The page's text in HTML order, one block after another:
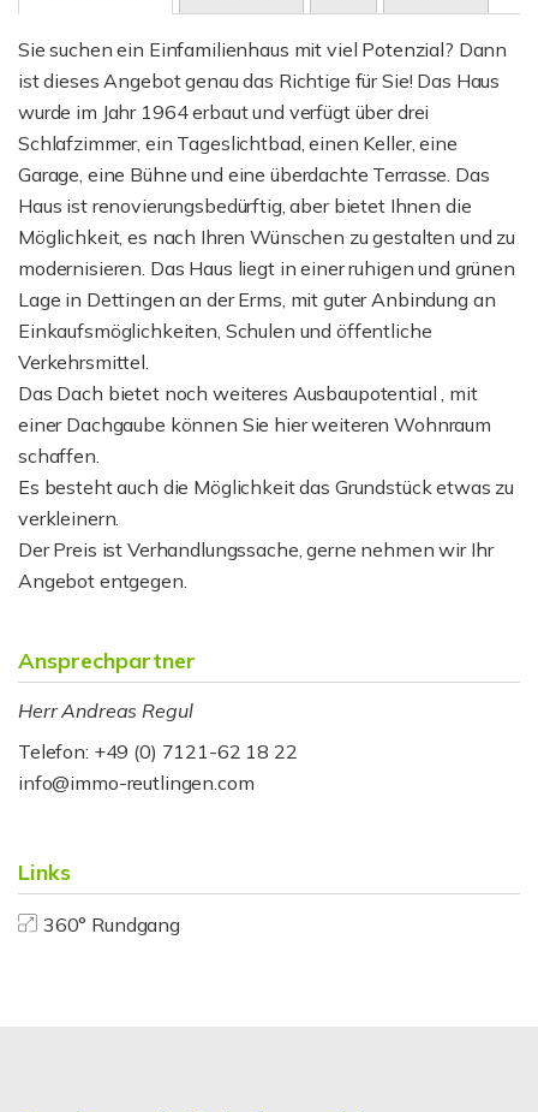
Sie suchen ein Einfamilienhaus mit viel Potenzial? Dann
ist dieses Angebot genau das Richtige für Sie! Das Haus
wurde im Jahr 1964 erbaut und verfügt über drei
Schlafzimmer, ein Tageslichtbad, einen Keller, eine
Garage, eine Bühne und eine überdachte Terrasse. Das
Haus ist renovierungsbedürftig, aber bietet Ihnen die
Möglichkeit, es nach Ihren Wünschen zu gestalten und zu
modernisieren. Das Haus liegt in einer ruhigen und grünen
Lage in Dettingen an der Erms, mit guter Anbindung an
Einkaufsmöglichkeiten, Schulen und öffentliche
Verkehrsmittel.
Das Dach bietet noch weiteres Ausbaupotential , mit
einer Dachgaube können Sie hier weiteren Wohnraum
schaffen.
Es besteht auch die Möglichkeit das Grundstück etwas zu
verkleinern.
Der Preis ist Verhandlungssache, gerne nehmen wir Ihr
Angebot entgegen.
Ansprechpartner
Herr Andreas Regul
Telefon: +49 (0) 7121-62 18 22
info@immo-reutlingen.com
Links
360° Rundgang